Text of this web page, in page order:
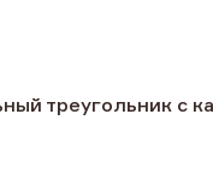
треугольник с